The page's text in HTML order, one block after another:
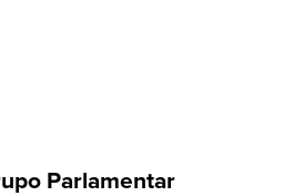
Parlamentar